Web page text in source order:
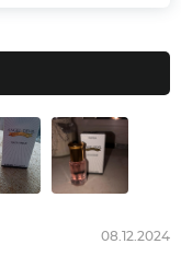
08.12.2024